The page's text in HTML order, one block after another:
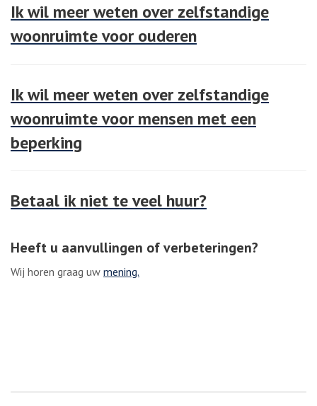
Ik wil meer weten over zelfstandige
woonruimte voor ouderen
Ik wil meer weten over zelfstandige
woonruimte voor mensen met een
beperking
Betaal ik niet te veel huur?
Heeft u aanvullingen of verbeteringen?
Wij horen graag uw mening.